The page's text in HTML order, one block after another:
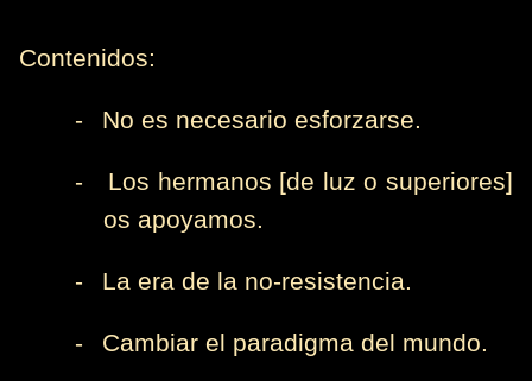
Contenidos:
- No es necesario esforzarse.
-
Los hermanos [de luz o superiores]
os apoyamos.
- La era de la no-resistencia.
- Cambiar el paradigma del mundo.